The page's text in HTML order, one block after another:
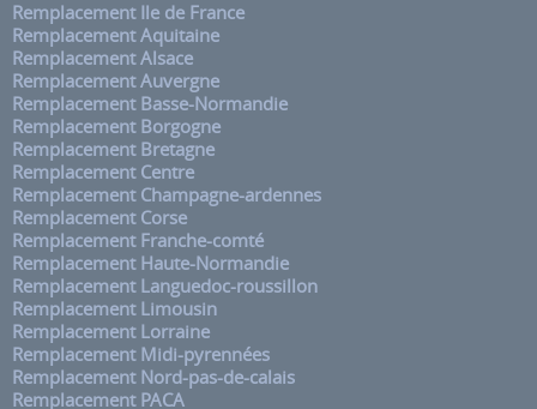
Remplacement Ile de France
Remplacement Aquitaine
Remplacement Alsace
Remplacement Auvergne
Remplacement Basse-Normandie
Remplacement Borgogne
Remplacement Bretagne
Remplacement Centre
Remplacement Champagne-ardennes
Remplacement Corse
Remplacement Franche-comté
Remplacement Haute-Normandie
Remplacement Languedoc-roussillon
Remplacement Limousin
Remplacement Lorraine
Remplacement Midi-pyrennées
Remplacement Nord-pas-de-calais
Remplacement PACA